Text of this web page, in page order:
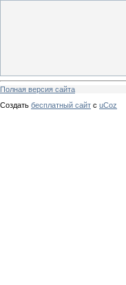
Полная версия сайта
Создать бесплатный сайт с uCoz